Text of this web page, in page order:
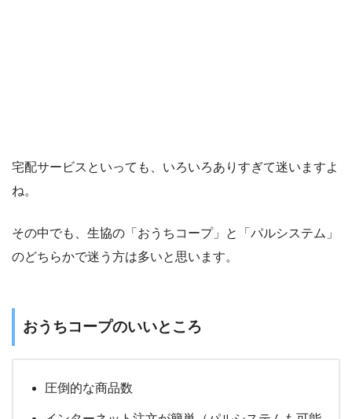
宅配サービスといっても、いろいろありすぎて迷いますよ
ね。
その中でも、生協の「おうちコープ」と「パルシステム」
のどちらかで迷う方は多いと思います。
おうちコープのいいところ
圧倒的な商品数